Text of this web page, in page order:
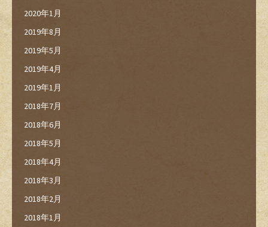
2020年1月
2019年8月
2019年5月
2019年4月
2019年1月
2018年7月
2018年6月
2018年5月
2018年4月
2018年3月
2018年2月
2018年1月